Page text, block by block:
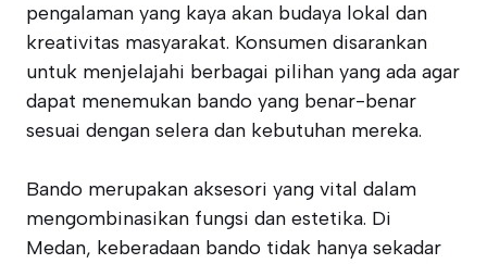
pengalaman yang kaya akan budaya lokal dan
kreativitas masyarakat. Konsumen disarankan
untuk menjelajahi berbagai pilihan yang ada agar
dapat menemukan bando yang benar-benar
sesuai dengan selera dan kebutuhan mereka.
Bando merupakan aksesori yang vital dalam
mengombinasikan fungsi dan estetika. Di
Medan, keberadaan bando tidak hanya sekadar